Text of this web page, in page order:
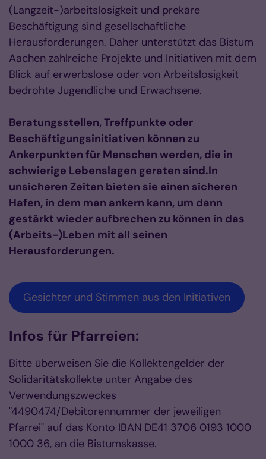
(Langzeit-)arbeitslosigkeit und prekäre
Beschäftigung sind gesellschaftliche
Herausforderungen. Daher unterstützt das Bistum
Aachen zahlreiche Projekte und Initiativen mit dem
Blick auf erwerbslose oder von Arbeitslosigkeit
bedrohte Jugendliche und Erwachsene.
Beratungsstellen, Treffpunkte oder
Beschäftigungsinitiativen können zu
Ankerpunkten für Menschen werden, die in
schwierige Lebenslagen geraten sind.In
unsicheren Zeiten bieten sie einen sicheren
Hafen, in dem man ankern kann, um dann
gestärkt wieder aufbrechen zu können in das
(Arbeits-)Leben mit all seinen
Herausforderungen.
Gesichter und Stimmen aus den Initiativen
Infos für Pfarreien:
Bitte überweisen Sie die Kollektengelder der
Solidaritätskollekte unter Angabe des
Verwendungszweckes
"4490474/Debitorennummer der jeweiligen
Pfarrei" auf das Konto IBAN DE41 3706 0193 1000
1000 36, an die Bistumskasse.